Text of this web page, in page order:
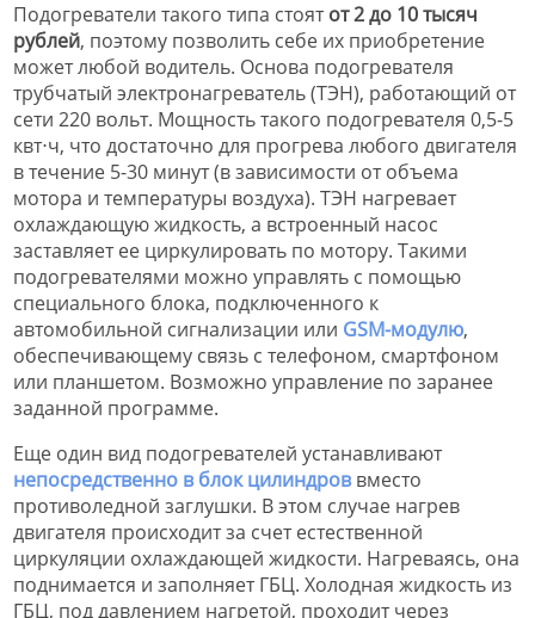
Подогреватели такого типа стоятот 2 до 10 тысяч
рублей, поэтому позволить себе их приобретение
может любой водитель. Основа подогревателя
трубчатый электронагреватель (ТЭН), работающий от
сети 220 вольт. Мощность такого подогревателя 0,5-5
квт⋅ч, что достаточно для прогрева любого двигателя
в течение 5-30 минут (в зависимости от объема
мотора и температуры воздуха). ТЭН нагревает
охлаждающую жидкость, а встроенный насос
заставляет ее циркулировать по мотору. Такими
подогревателями можно управлять с помощью
специального блока, подключенного к
автомобильной сигнализации или GSM-модулю,
обеспечивающему связь с телефоном, смартфоном
или планшетом. Возможно управление по заранее
заданной программе.
Еще один вид подогревателей устанавливают
непосредственно в блок цилиндроввместо
противоледной заглушки. В этом случае нагрев
двигателя происходит за счет естественной
циркуляции охлаждающей жидкости. Нагреваясь, она
поднимается и заполняет ГБЦ. Холодная жидкость из
ГБЦ, под давлением нагретой, проходит через